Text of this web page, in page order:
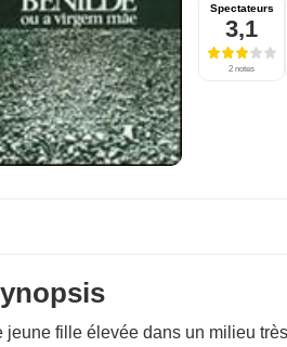
Spectateurs
3,1
2 notes
jeune fille élevée dans un milieu